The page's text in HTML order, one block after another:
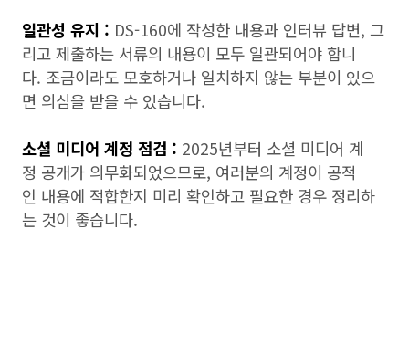
일관성 유지 : DS-160에 작성한 내용과 인터뷰 답변, 그
리고 제출하는 서류의 내용이 모두 일관되어야 합니
다. 조금이라도 모호하거나 일치하지 않는 부분이 있으
면 의심을 받을 수 있습니다.
소셜 미디어 계정 점검 : 2025년부터 소셜 미디어 계
정 공개가 의무화되었으므로, 여러분의 계정이 공적
인 내용에 적합한지 미리 확인하고 필요한 경우 정리하
는 것이 좋습니다.